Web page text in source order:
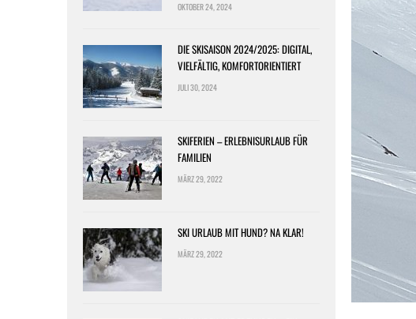
OKTOBER 24, 2024
DIE SKISAISON 2024/2025: DIGITAL,
VIELFÄLTIG, KOMFORTORIENTIERT
JULI 30, 2024
SKIFERIEN – ERLEBNISURLAUB FÜR
FAMILIEN
MÄRZ 29, 2022
SKI URLAUB MIT HUND? NA KLAR!
MÄRZ 29, 2022